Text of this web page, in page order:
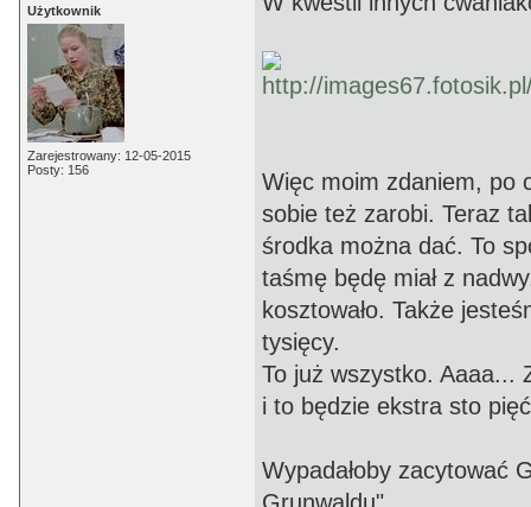
Użytkownik
Zarejestrowany: 12-05-2015
Posty: 156
Więc moim zdaniem, po
sobie też zarobi. Teraz
środka można dać. To
taśmę będę miał z
kosztowało. Także
tysięcy.
To już wszystko. Aaaa...
i to będzie ekstra sto
Wypadałoby zacytować